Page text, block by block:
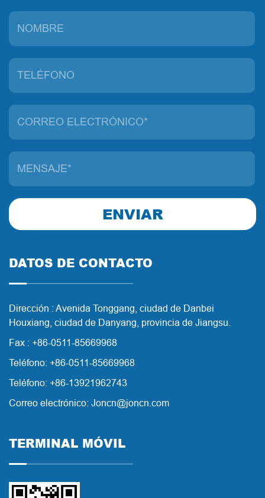
ENVIAR
DATOS DE CONTACTO
Dirección : Avenida Tonggang, ciudad de Danbei
Houxiang, ciudad de Danyang, provincia de Jiangsu.
Fax : +86-0511-85669968
Teléfono: +86-0511-85669968
Teléfono: +86-13921962743
Correo electrónico: Joncn@joncn.com
TERMINAL MÓVIL